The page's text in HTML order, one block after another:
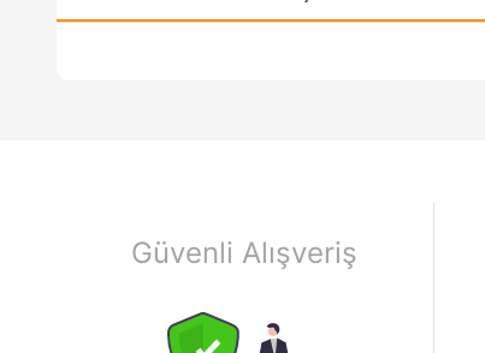
Güvenli Alışveriş